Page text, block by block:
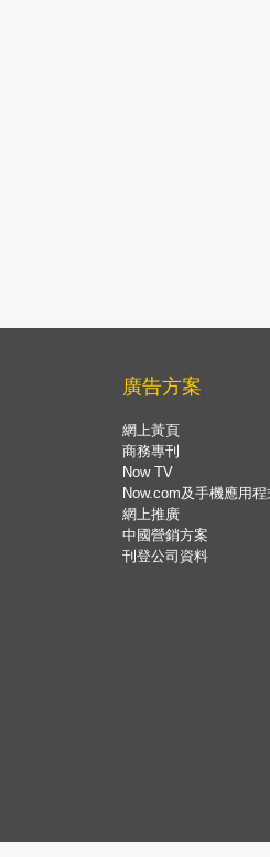
廣告方案
網上黃頁
商務專刊
Now TV
Now.com及手機應用程
網上推廣
中國營銷方案
刊登公司資料